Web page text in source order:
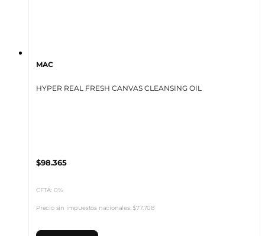
MAC
HYPER REAL FRESH CANVAS CLEANSING OIL
$98.365
CFTA: 0%
Precio sin impuestos nacionales:$77.708